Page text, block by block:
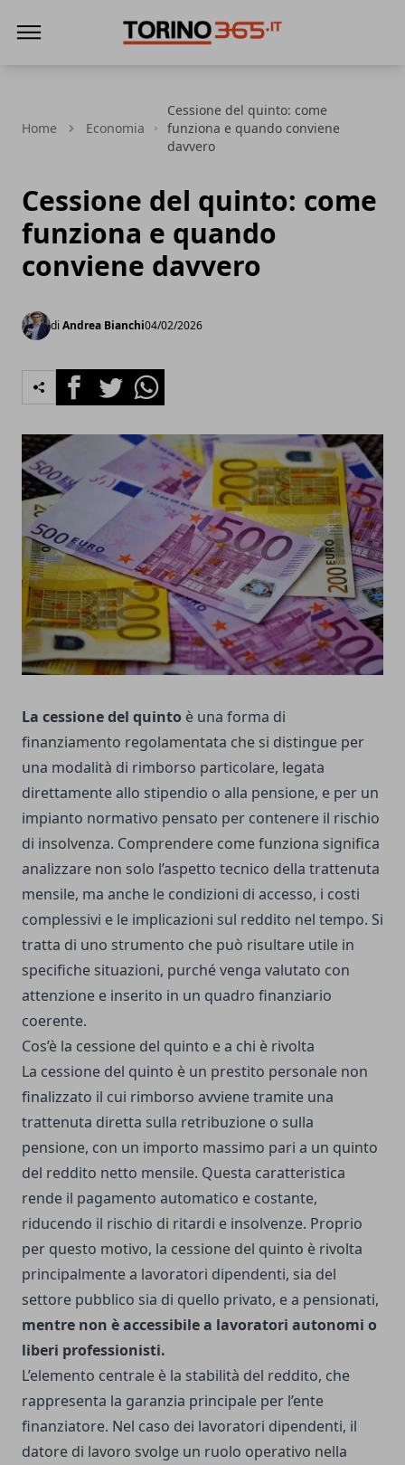
Home Economia
Cessione del quinto: come
funziona e quando conviene
davvero
Cessione del quinto: come
funziona e quando
conviene davvero
di Andrea Bianchi04/02/2026
FacebookTwitterWhatsapp
La cessione del quinto è una forma di
finanziamento regolamentata che si distingue per
una modalità di rimborso particolare, legata
direttamente allo stipendio o alla pensione, e per un
impianto normativo pensato per contenere il rischio
di insolvenza. Comprendere come funziona significa
analizzare non solo l’aspetto tecnico della trattenuta
mensile, ma anche le condizioni di accesso, i costi
complessivi e le implicazioni sul reddito nel tempo. Si
tratta di uno strumento che può risultare utile in
specifiche situazioni, purché venga valutato con
attenzione e inserito in un quadro finanziario
coerente.
Cos’è la cessione del quinto e a chi è rivolta
La cessione del quinto è un prestito personale non
finalizzato il cui rimborso avviene tramite una
trattenuta diretta sulla retribuzione o sulla
pensione, con un importo massimo pari a un quinto
del reddito netto mensile. Questa caratteristica
rende il pagamento automatico e costante,
riducendo il rischio di ritardi e insolvenze. Proprio
per questo motivo, la cessione del quinto è rivolta
principalmente a lavoratori dipendenti, sia del
settore pubblico sia di quello privato, e a pensionati,
mentre non è accessibile a lavoratori autonomi o
liberi professionisti.
L’elemento centrale è la stabilità del reddito, che
rappresenta la garanzia principale per l’ente
finanziatore. Nel caso dei lavoratori dipendenti, il
datore di lavoro svolge un ruolo operativo nella